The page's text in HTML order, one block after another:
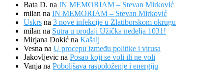
Bata D. na IN MEMORIAM – Stevan Mirković
milan na IN MEMORIAM – Stevan Mirković
Uskrs na 3 nove infekcije u Zlatiborskom okrugu
milan na Sutra u prodaji Užička nedelja 1031!
Mirjana Dokić na Kašalj
Vesna na U procepu između politike i virusa
Jakovljevic na Posao koji se voli ili ne voli
Vanja na Poboljšava raspoloženje i energiju